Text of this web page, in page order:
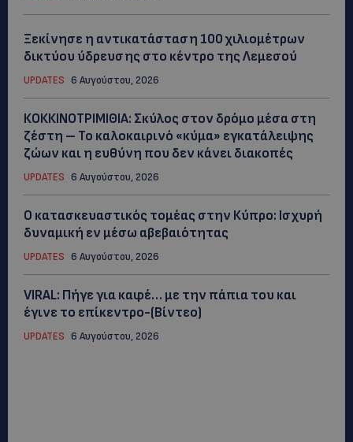
Ξεκίνησε η αντικατάσταση 100 χιλιομέτρων
δικτύου ύδρευσης στο κέντρο της Λεμεσού
UPDATES 6 Αυγούστου, 2026
ΚΟΚΚΙΝΟΤΡΙΜΙΘΙΑ: Σκύλος στον δρόμο μέσα στη
ζέστη – Το καλοκαιρινό «κύμα» εγκατάλειψης
ζώων και η ευθύνη που δεν κάνει διακοπές
UPDATES 6 Αυγούστου, 2026
Ο κατασκευαστικός τομέας στην Κύπρο: Ισχυρή
δυναμική εν μέσω αβεβαιότητας
UPDATES 6 Αυγούστου, 2026
VIRAL: Πήγε για καφέ… με την πάπια του και
έγινε το επίκεντρο-(Βίντεο)
UPDATES 6 Αυγούστου, 2026